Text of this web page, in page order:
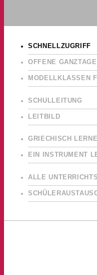
SCHNELLZUGRIFF
OFFENE
MODELLKLASSEN
SCHULLEITUNG
LEITBILD
GRIECHISCH
EIN INSTRUMENT
ALLE